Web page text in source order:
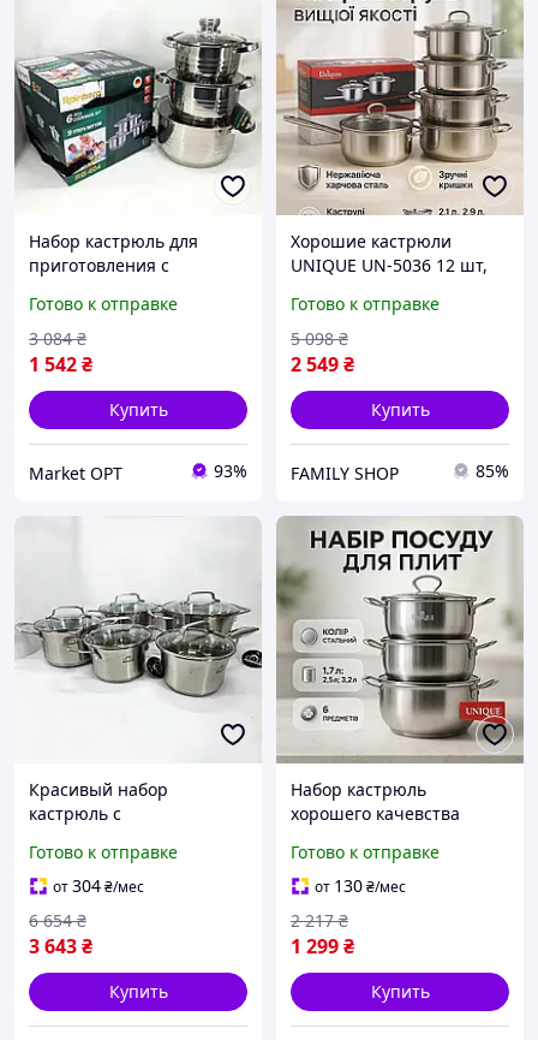
Набор кастрюль для
приготовления с
604 6 предметов,
Комплект кастрюль KC-42
Готово к отправке
1 542₴
3 084 ₴
Купить
Market OPT 93%
Хорошие кастрюли
UNIQUE UN-5036 12 шт,
электрических плит,
Набор кастрюль премиум
LW-67
Готово к отправке
2 549₴
5 098 ₴
Купить
FAMILY SHOP 85%
Красивый набор
кастрюль с
покрытием 10 предметов
ASTRA A-2310, Кастрюля
CT-437 высшего качества
Готово к отправке
от304₴/мес
3 643₴
6 654 ₴
Купить
Набор кастрюль
хорошего качевства
с антипригарным дном
Сборный KJ-50
Готово к отправке
от 130₴/мес
1 299₴
2 217 ₴
Купить